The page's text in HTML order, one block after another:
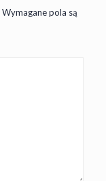
Wymagane pola są